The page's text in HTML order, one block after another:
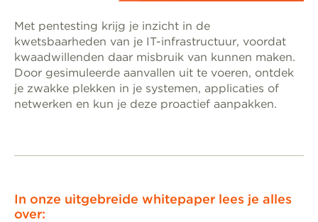
Met pentesting krijg je inzicht in de
kwetsbaarheden van je IT-infrastructuur, voordat
kwaadwillenden daar misbruik van kunnen maken.
Door gesimuleerde aanvallen uit te voeren, ontdek
je zwakke plekken in je systemen, applicaties of
netwerken en kun je deze proactief aanpakken.
In onze uitgebreide whitepaper lees je alles
over: